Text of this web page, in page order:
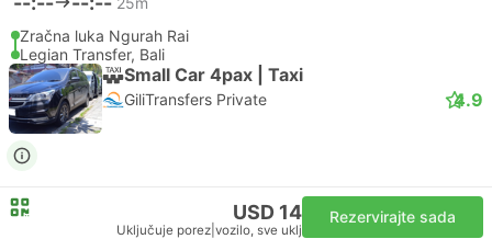
Zračna luka Ngurah Rai
Legian Transfer, Bali
Small Car 4pax | Taxi
GiliTransfers Private 4.9
USD 14
Uključuje porez vozilo, sve uklj
Rezervirajte sada